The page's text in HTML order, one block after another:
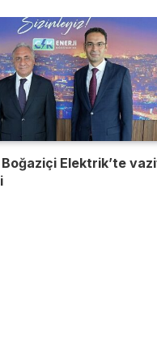
Boğaziçi Elektrik’te